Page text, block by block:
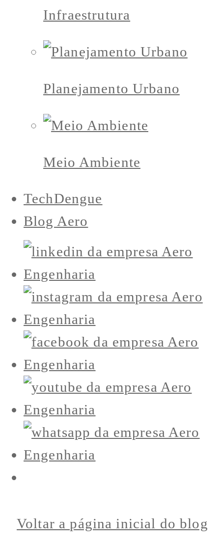
Infraestrutura
Planejamento Urbano
Meio Ambiente
TechDengue
Blog Aero
Voltar a página inicial do blog